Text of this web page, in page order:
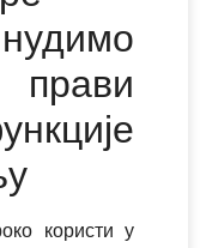
користи у